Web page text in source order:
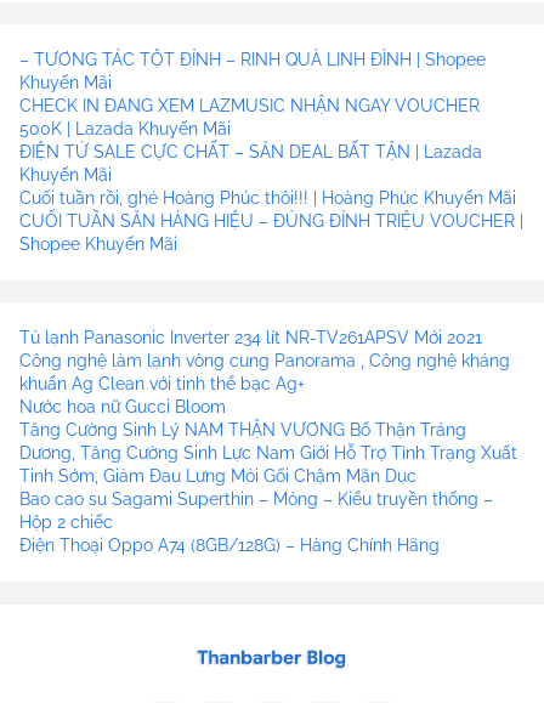
– TƯƠNG TÁC TỘT ĐỈNH – RINH QUÀ LINH ĐÌNH | Shopee
Khuyến Mãi
CHECK IN ĐANG XEM LAZMUSIC NHẬN NGAY VOUCHER
500K | Lazada Khuyến Mãi
ĐIỆN TỬ SALE CỰC CHẤT – SĂN DEAL BẤT TẬN | Lazada
Khuyến Mãi
Cuối tuần rồi, ghé Hoàng Phúc thôi!!! | Hoàng Phúc Khuyến Mãi
CUỐI TUẦN SĂN HÀNG HIỆU – ĐỦNG ĐỈNH TRIỆU VOUCHER |
Shopee Khuyến Mãi
Tủ lạnh Panasonic Inverter 234 lít NR-TV261APSV Mới 2021
Công nghệ làm lạnh vòng cung Panorama , Công nghệ kháng
khuẩn Ag Clean với tinh thể bạc Ag+
Nước hoa nữ Gucci Bloom
Tăng Cường Sinh Lý NAM THẬN VƯƠNG Bổ Thận Tráng
Dương, Tăng Cường Sinh Lực Nam Giới Hỗ Trợ Tình Trạng Xuất
Tinh Sớm, Giảm Đau Lưng Mỏi Gối Chậm Mãn Dục
Bao cao su Sagami Superthin – Mỏng – Kiểu truyền thống –
Hộp 2 chiếc
Điện Thoại Oppo A74 (8GB/128G) – Hàng Chính Hãng